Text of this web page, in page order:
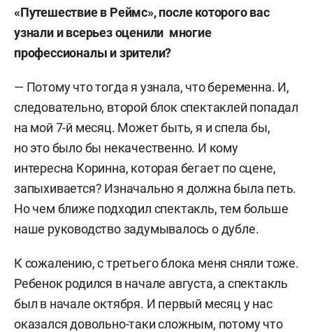
«Путешествие в Реймс», после которого вас
узнали и всерьез оценили многие
профессионалы и зрители?
— Потому что тогда я узнала, что беременна. И,
следовательно, второй блок спектаклей попадал
на мой 7-й месяц. Может быть, я и спела бы,
но это было бы некачественно. И кому
интересна Коринна, которая бегает по сцене,
запыхивается? Изначально я должна была петь.
Но чем ближе подходил спектакль, тем больше
наше руководство задумывалось о дубле.
К сожалению, с третьего блока меня сняли тоже.
Ребенок родился в начале августа, а спектакль
был в начале октября. И первый месяц у нас
оказался довольно-таки сложным, потому что